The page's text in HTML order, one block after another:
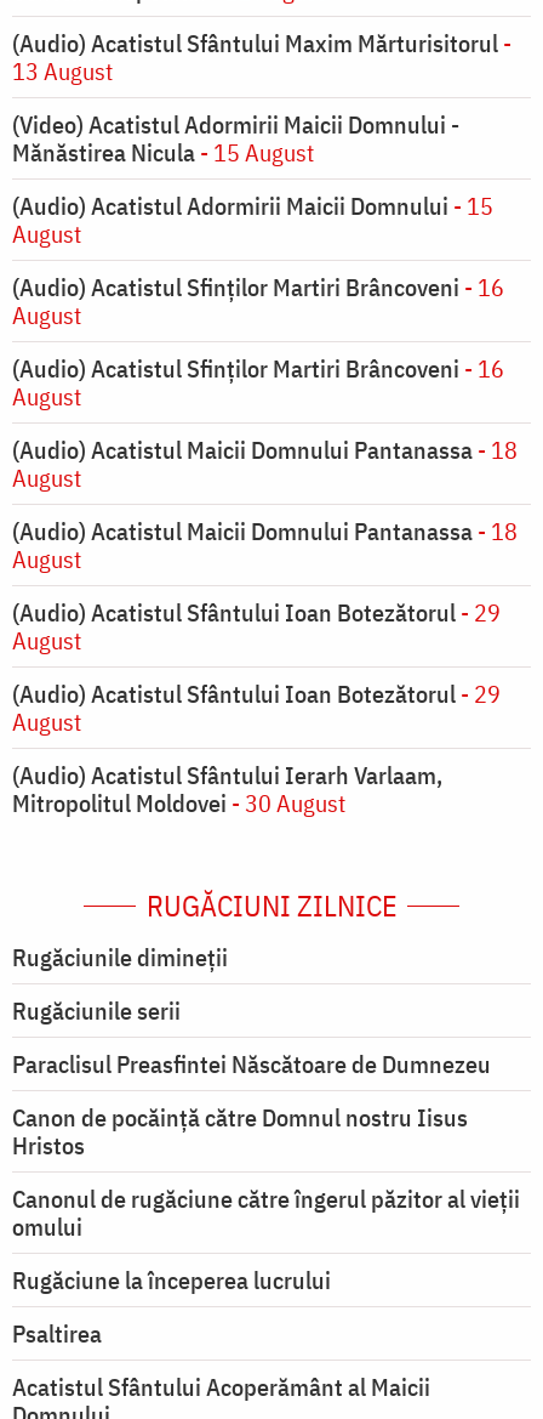
(Audio) Acatistul Sfântului Maxim Mărturisitorul-
13 August
(Video) Acatistul Adormirii Maicii Domnului -
Mănăstirea Nicula- 15 August
(Audio) Acatistul Adormirii Maicii Domnului - 15
August
(Audio) Acatistul Sfinților Martiri Brâncoveni - 16
August
(Audio) Acatistul Sfinților Martiri Brâncoveni - 16
August
(Audio) Acatistul Maicii Domnului Pantanassa- 18
August
(Audio) Acatistul Maicii Domnului Pantanassa- 18
August
(Audio) Acatistul Sfântului Ioan Botezătorul- 29
August
(Audio) Acatistul Sfântului Ioan Botezătorul- 29
August
(Audio) Acatistul Sfântului Ierarh Varlaam,
Mitropolitul Moldovei - 30 August
RUGĂCIUNI ZILNICE
Rugăciunile dimineții
Rugăciunile serii
Paraclisul Preasfintei Născătoare de Dumnezeu
Canon de pocăință către Domnul nostru Iisus
Hristos
Canonul de rugăciune către îngerul păzitor al vieții
omului
Rugăciune la începerea lucrului
Psaltirea
Acatistul Sfântului Acoperământ al Maicii